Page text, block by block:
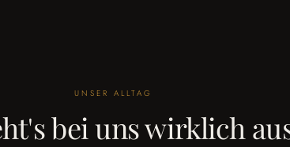
UNSER ALLTAG
bei uns wirklich